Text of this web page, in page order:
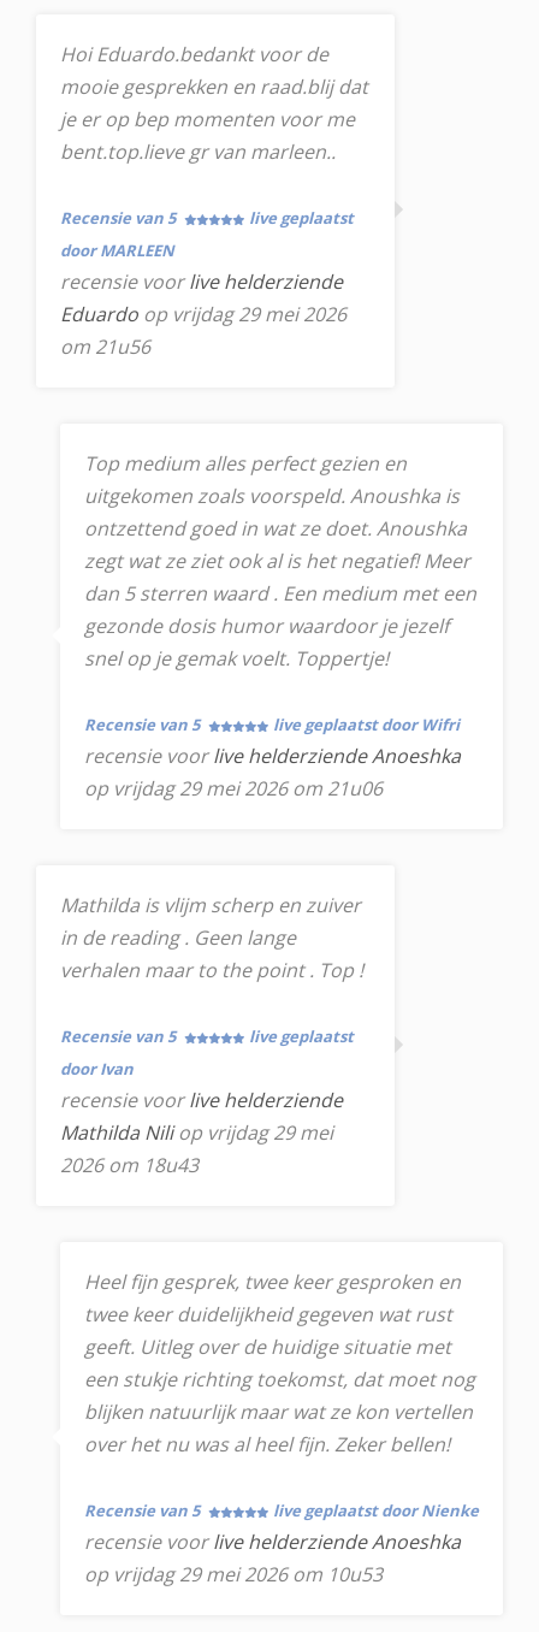
Hoi Eduardo.bedankt voor de
mooie gesprekken en raad.blij dat
je er op bep momenten voor me
bent.top.lieve gr van marleen..
Recensie van 5
live geplaatst
door MARLEEN
recensie voorlive helderziende
Eduardo op vrijdag 29 mei 2026
om 21u56
Top medium alles perfect gezien en
uitgekomen zoals voorspeld. Anoushka is
ontzettend goed in wat ze doet. Anoushka
zegt wat ze ziet ook al is het negatief! Meer
dan 5 sterren waard . Een medium met een
gezonde dosis humor waardoor je jezelf
snel op je gemak voelt. Toppertje!
Recensie van 5 live geplaatst door Wifri
recensie voorlive helderziende Anoeshka
op vrijdag 29 mei 2026 om 21u06
Mathilda is vlijm scherp en zuiver
in de reading . Geen lange
verhalen maar to the point . Top !
Recensie van 5
live geplaatst
door Ivan
recensie voorlive helderziende
Mathilda Niliop vrijdag 29 mei
2026 om 18u43
Heel fijn gesprek, twee keer gesproken en
twee keer duidelijkheid gegeven wat rust
geeft. Uitleg over de huidige situatie met
een stukje richting toekomst, dat moet nog
blijken natuurlijk maar wat ze kon vertellen
over het nu was al heel fijn. Zeker bellen!
Recensie van 5 live geplaatst door Nienke
recensie voorlive helderziende Anoeshka
op vrijdag 29 mei 2026 om 10u53